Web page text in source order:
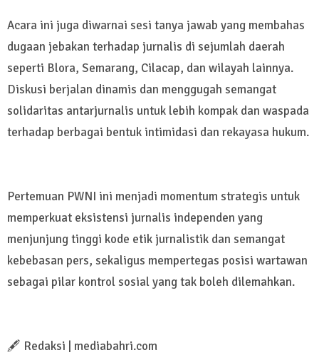
Acara ini juga diwarnai sesi tanya jawab yang membahas
dugaan jebakan terhadap jurnalis di sejumlah daerah
seperti Blora, Semarang, Cilacap, dan wilayah lainnya.
Diskusi berjalan dinamis dan menggugah semangat
solidaritas antarjurnalis untuk lebih kompak dan waspada
terhadap berbagai bentuk intimidasi dan rekayasa hukum.
Pertemuan PWNI ini menjadi momentum strategis untuk
memperkuat eksistensi jurnalis independen yang
menjunjung tinggi kode etik jurnalistik dan semangat
kebebasan pers, sekaligus mempertegas posisi wartawan
sebagai pilar kontrol sosial yang tak boleh dilemahkan.
🖋️ Redaksi | mediabahri.com